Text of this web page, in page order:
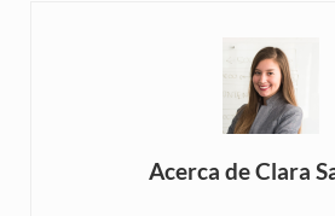
Acerca deClara